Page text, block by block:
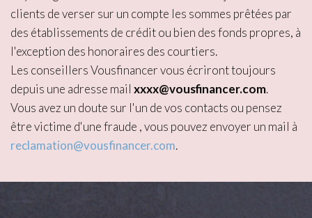
clients de verser sur un compte les sommes prêtées par
des établissements de crédit ou bien des fonds propres, à
l'exception des honoraires des courtiers.
Les conseillers Vousfinancer vous écriront toujours
depuis une adresse mail xxxx@vousfinancer.com.
Vous avez un doute sur l'un de vos contacts ou pensez
être victime d'une fraude , vous pouvez envoyer un mail à
reclamation@vousfinancer.com.